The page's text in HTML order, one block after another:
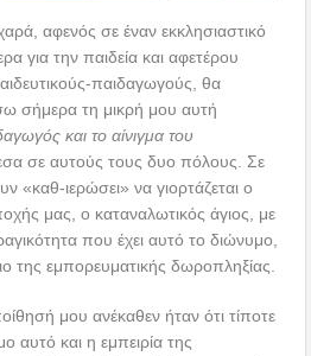
αφενός σε έναν εκκλησιαστικό
για την παιδεία και αφετέρου
παιδαγωγούς, θα
σήμερα τη μικρή μου αυτή
και το αίνιγμα του
σε αυτούς τους δυο πόλους. Σε
«καθ-ιερώσει» να γιορτάζεται ο
μας, ο καταναλωτικός άγιος, με
που έχει αυτό το διώνυμο,
της εμπορευματικής δωροπληξίας.
μου ανέκαθεν ήταν ότι τίποτε
αυτό και η εμπειρία της